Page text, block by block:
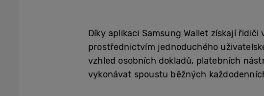
Díky aplikaci Samsung Wallet získají
prostřednictvím jednoduchého
vzhled osobních dokladů, platebních
vykonávat spoustu běžných